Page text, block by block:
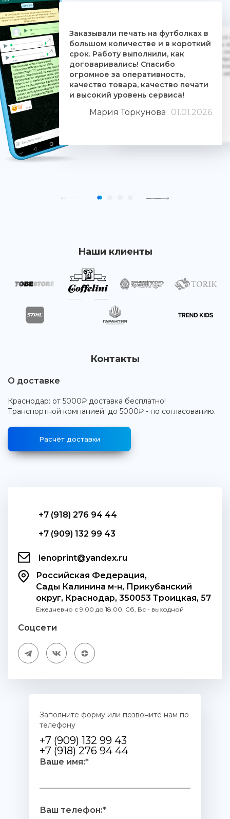
Заказывали печать на футболках в
большом количестве и в короткий
срок. Работу выполнили, как
договаривались! Спасибо
огромное за оперативность,
качество товара, качество печати
и высокий уровень сервиса!
Мария Торкунова 01.01.2026
Дочке на 18-летие решили заказать
ребятам. Времени было всего сутки.
взялись за работу, сделали макеты,
Огромное им спасибо. Дочка была
знают свое дело и отдаются ему
людьми. Качество печати
Наши клиенты
Контакты
О доставке
Краснодар: от 5000₽ доставка бесплатно!
Транспортной компанией: до 5000₽ - по согласованию.
Расчёт доставки
+7 (918) 276 94 44
+7 (909) 132 99 43
lenoprint@yandex.ru
Российская Федерация,
Сады Калинина м-н, Прикубанский
округ, Краснодар, 350053 Троицкая, 57
Ежедневно с 9.00 до 18.00. Сб, Вс - выходной
Соцсети
Заполните форму или позвоните нам по
телефону
+7 (909) 132 99 43
+7 (918) 276 94 44
Ваше имя:*
Ваш телефон:*